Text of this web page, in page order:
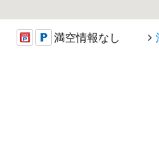
満空情報なし